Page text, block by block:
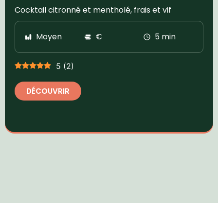
Cocktail citronné et mentholé, frais et vif
Moyen € 5 min
5 (2)
DÉCOUVRIR